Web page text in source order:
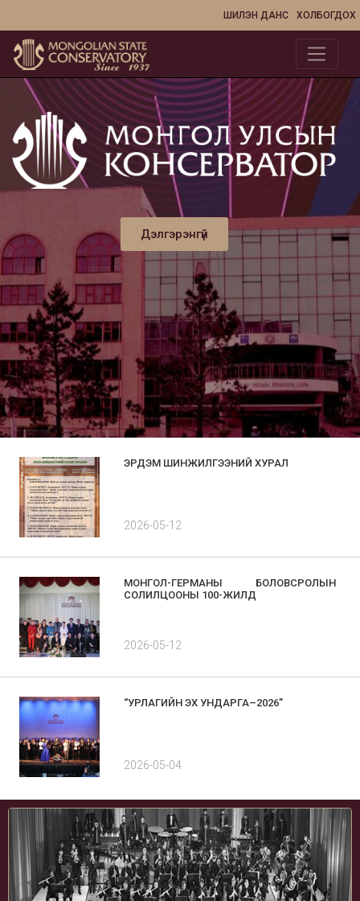
ХОЛБОГДОХ
ШИЛЭН ДАНС
Дэлгэрэнгүй
ЭРДЭМ ШИНЖИЛГЭЭНИЙ ХУРАЛ
2026-05-12
МОНГОЛ-ГЕРМАНЫ БОЛОВСРОЛЫН
СОЛИЛЦООНЫ 100-ЖИЛД
2026-05-12
“УРЛАГИЙН ЭХ УНДАРГА–2026”
2026-05-04